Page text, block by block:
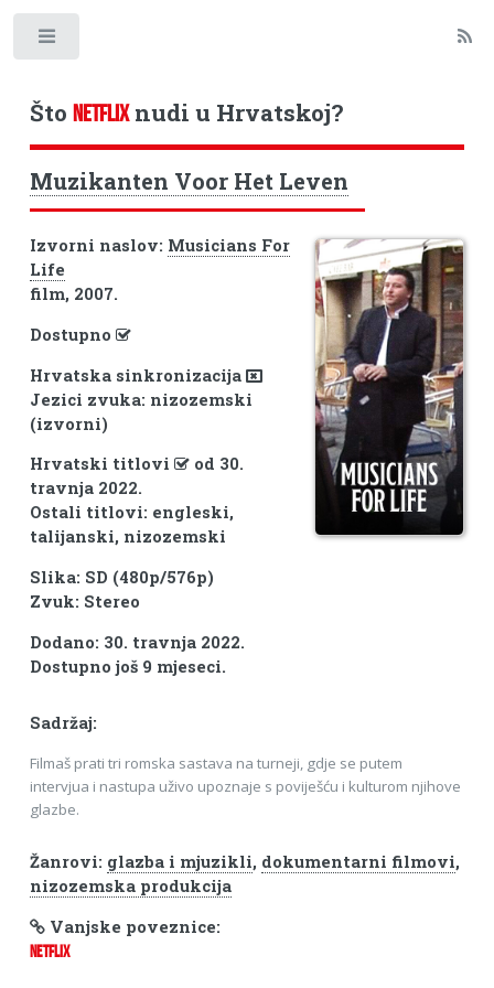
Što NETFLIXnudi u Hrvatskoj?
Muzikanten Voor Het Leven
Izvorni naslov: Musicians For
Life
film, 2007.
Dostupno
Hrvatska sinkronizacija
Jezici zvuka: nizozemski
(izvorni)
Hrvatski titlovi
od 30.
travnja 2022.
Ostali titlovi: engleski,
talijanski, nizozemski
Slika: SD (480p/576p)
Zvuk: Stereo
Dodano: 30. travnja 2022.
Dostupno još 9 mjeseci.
Sadržaj:
Filmaš prati tri romska sastava na turneji, gdje se putem
intervjua i nastupa uživo upoznaje s poviješću i kulturom njihove
glazbe.
Žanrovi: glazba i mjuzikli, dokumentarni filmovi,
nizozemska produkcija
Vanjske poveznice:
NETFLIX